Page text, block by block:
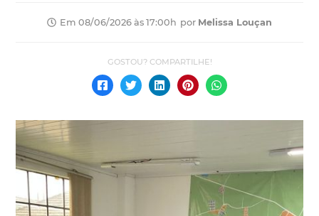
Em 08/06/2026 às 17:00h por Melissa Louçan